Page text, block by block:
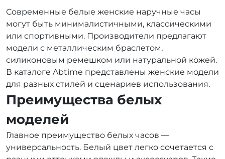
Современные белые женские наручные часы
могут быть минималистичными, классическими
или спортивными. Производители предлагают
модели с металлическим браслетом,
силиконовым ремешком или натуральной кожей.
В каталоге Abtime представлены женские модели
для разных стилей и сценариев использования.
Преимущества белых
моделей
Главное преимущество белых часов —
универсальность. Белый цвет легко сочетается с